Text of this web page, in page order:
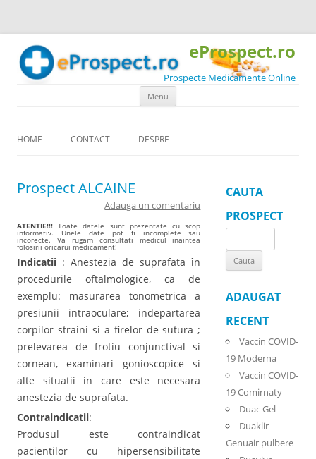
eProspect.ro
Prospecte Medicamente Online
Menu
HOME CONTACT DESPRE
Prospect ALCAINE
Adauga un comentariu
ATENTIE!!! Toate datele sunt prezentate cu scop
informativ. Unele date pot fi incomplete sau
incorecte. Va rugam consultati medicul inaintea
folosirii oricarui medicament!
Indicatii : Anestezia de suprafata în
procedurile oftalmologice, ca de
exemplu: masurarea tonometrica a
presiunii intraoculare; indepartarea
corpilor straini si a firelor de sutura ;
prelevarea de frotiu conjunctival si
cornean, examinari gonioscopice si
alte situatii in care este necesara
anestezia de suprafata.
Contraindicatii:
Produsul este contraindicat
pacientilor cu hipersensibilitate
CAUTA
PROSPECT
for:
ADAUGAT
RECENT
Vaccin COVID-
19 Moderna
Vaccin COVID-
19 Comirnaty
Duac Gel
Duaklir
Genuair pulbere